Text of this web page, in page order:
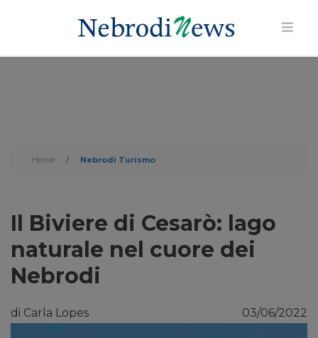
Home / Nebrodi Turismo
Il Biviere di Cesarò: lago
naturale nel cuore dei
Nebrodi
di Carla Lopes 03/06/2022